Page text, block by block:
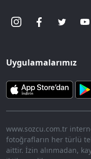
Uygulamalarımız
www.sozcu.com.tr
fotoğrafların her türlü
aittir. İzin alınmadan,